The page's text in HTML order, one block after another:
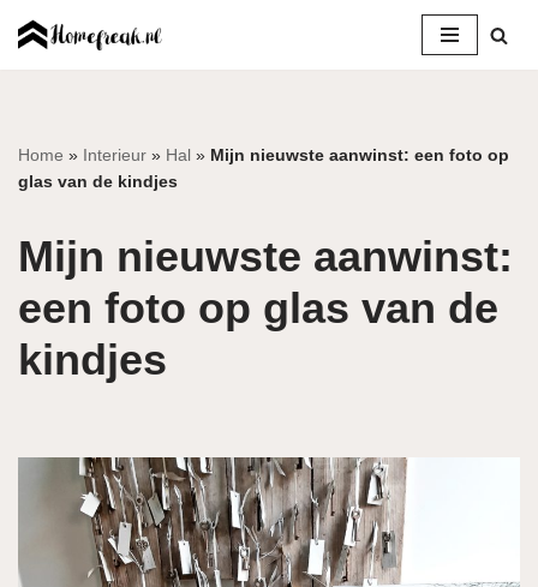
inhoud
Home » Interieur » Hal » Mijn nieuwste aanwinst: een foto op
glas van de kindjes
Mijn nieuwste aanwinst:
een foto op glas van de
kindjes